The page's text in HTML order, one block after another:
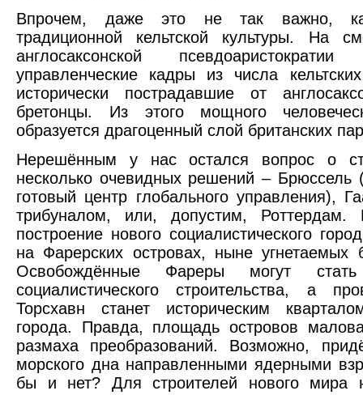
Впрочем, даже это не так важно,
традиционной кельтской культуры. На
англосаксонской
управленческие кадры из числа
исторически пострадавшие от
бретонцы. Из этого мощного
образуется драгоценный слой британских
Нерешённым у нас остался вопрос о
несколько очевидных решений – Брюссель
готовый центр глобального управления),
трибуналом, или, допустим,
построение нового социалистического
на Фарерских островах, ныне угнетаемых
Освобождённые Фареры могут
социалистического строительства, а
Торсхавн станет историческим
города. Правда, площадь островов
размаха преобразований. Возможно,
морского дна направленными ядерными
бы и нет? Для строителей нового мира